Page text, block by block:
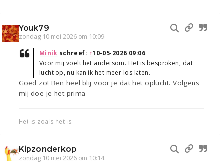
Youk79
zondag 10 mei 2026 om 10:09
Minik schreef: ↑10-05-2026 09:06
Voor mij voelt het andersom. Het is besproken, dat
lucht op, nu kan ik het meer los laten.
Goed zo! Ben heel blij voor je dat het oplucht. Volgens
mij doe je het prima
Het is zoals het is
Kipzonderkop
zondag 10 mei 2026 om 10:14